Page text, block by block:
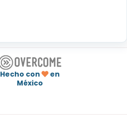
Hecho con
en
México